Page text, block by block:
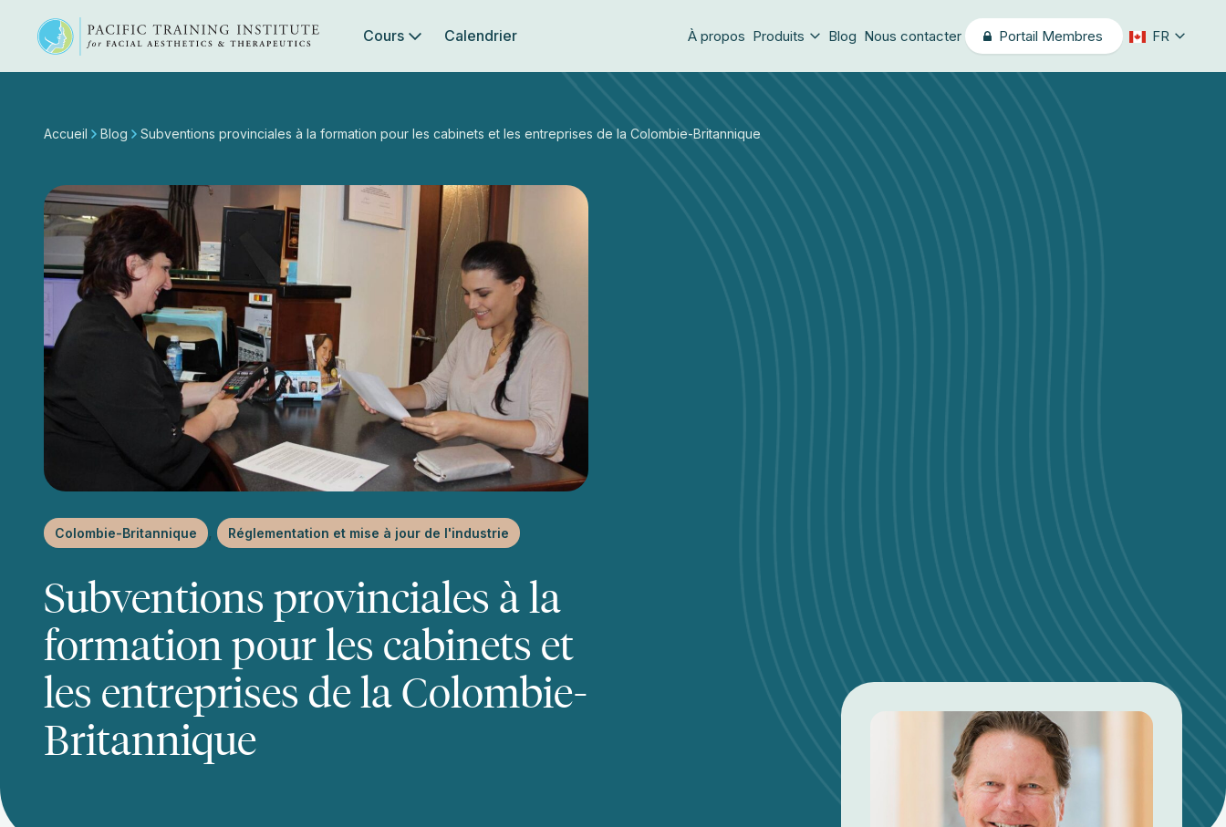
content
Cours Calendrier À propos Produits Blog Nous contacter Portail Membres FR
Accueil Blog Subventions provinciales à la formation pour les cabinets et les entreprises de la Colombie-Britannique
Colombie-Britannique , Réglementation et mise à jour de l'industrie
Subventions provinciales à la
formation pour les cabinets et
les entreprises de la Colombie-
Britannique